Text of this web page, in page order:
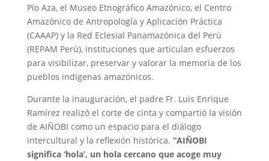
Pío Aza, el Museo Etnográfico Amazónico, el Centro
Amazónico de Antropología y Aplicación Práctica
(CAAAP) y la Red Eclesial Panamazónica del Perú
(REPAM Perú), instituciones que articulan esfuerzos
para visibilizar, preservar y valorar la memoria de los
pueblos indígenas amazónicos.
Durante la inauguración, el padre Fr. Luis Enrique
Ramírez realizó el corte de cinta y compartió la visión
de AIÑOBI como un espacio para el diálogo
intercultural y la reflexión histórica. “AIÑOBI
significa ‘hola’, un hola cercano que acoge muy